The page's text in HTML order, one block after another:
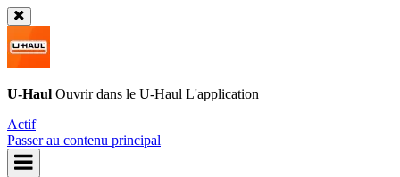
U-Haul Ouvrir dans le U-Haul L'application
Actif
Passer au contenu principal